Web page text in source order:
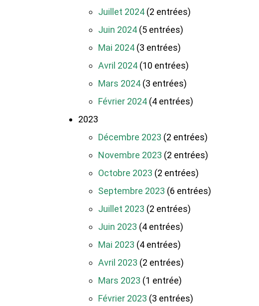
Juillet 2024 (2 entrées)
Juin 2024 (5 entrées)
Mai 2024 (3 entrées)
Avril 2024 (10 entrées)
Mars 2024 (3 entrées)
Février 2024 (4 entrées)
2023
Décembre 2023 (2 entrées)
Novembre 2023 (2 entrées)
Octobre 2023 (2 entrées)
Septembre 2023 (6 entrées)
Juillet 2023 (2 entrées)
Juin 2023 (4 entrées)
Mai 2023 (4 entrées)
Avril 2023 (2 entrées)
Mars 2023 (1 entrée)
Février 2023 (3 entrées)